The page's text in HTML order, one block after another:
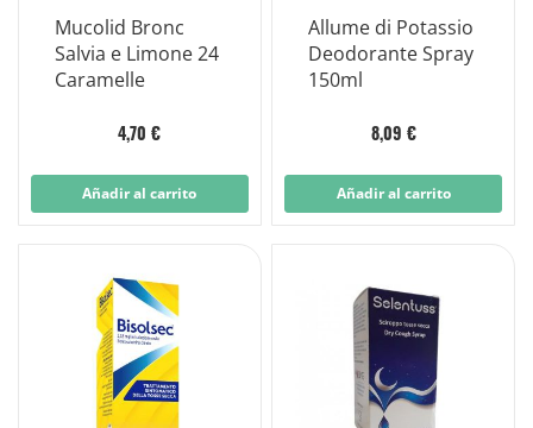
Mucolid Bronc
Salvia e Limone 24
Caramelle
4,70 €
Añadir al carrito
Allume di Potassio
Deodorante Spray
150ml
8,09 €
Añadir al carrito